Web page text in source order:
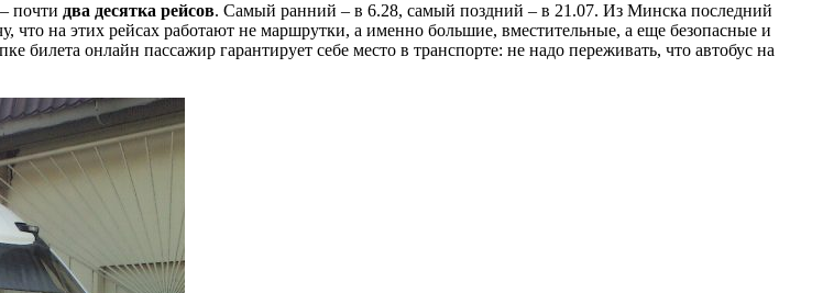
почти два десятка рейсов. Самый ранний – в 6.28, самый поздний – в 21.07. Из Минска последний
на этих рейсах работают не маршрутки, а именно большие, вместительные, а еще безопасные и
онлайн пассажир гарантирует себе место в транспорте: не надо переживать, что автобус на